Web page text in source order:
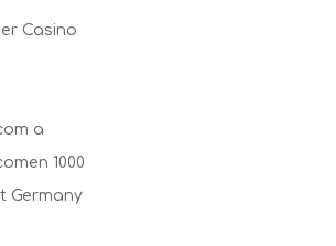
Casino
a
1000
Germany